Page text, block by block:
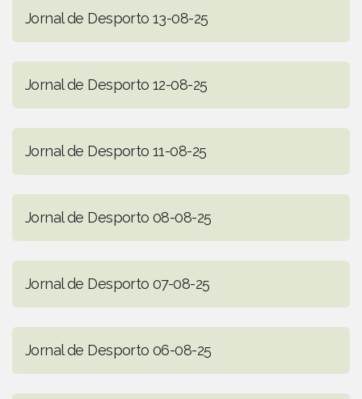
Jornal de Desporto 13-08-25
Jornal de Desporto 12-08-25
Jornal de Desporto 11-08-25
Jornal de Desporto 08-08-25
Jornal de Desporto 07-08-25
Jornal de Desporto 06-08-25